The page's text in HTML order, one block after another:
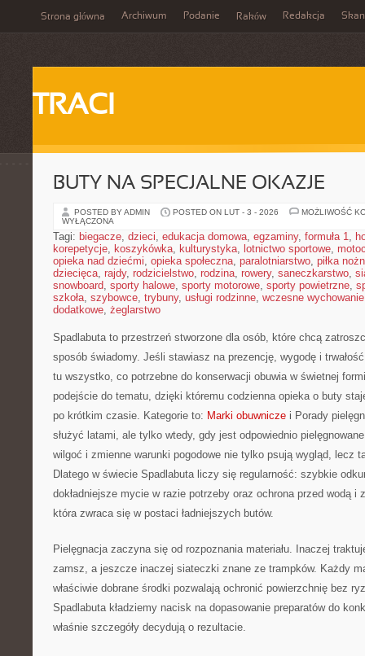
Strona główna Archiwum Podanie Raków Redakcja
TRACI
BUTY NA SPECJALNE OKAZJE
POSTED BY ADMIN POSTED ON LUT - 3 - 2026
MOŻLIWOŚĆ
WYŁĄCZONA
Tagi: biegacze, dzieci, edukacja domowa, egzaminy, formuła 1,
korepetycje, koszykówka, kulturystyka, lotnictwo sportowe,
opieka nad dziećmi, opieka społeczna, paralotniarstwo, piłka
dziecięca, rajdy, rodzicielstwo, rodzina, rowery, saneczkarstwo,
snowboard, sporty halowe, sporty motorowe, sporty powietrzne,
szkoła, szybowce, trybuny, usługi rodzinne, wczesne wychowanie
dodatkowe, żeglarstwo
Spadlabuta to przestrzeń stworzone dla osób, które chcą
sposób świadomy. Jeśli stawiasz na prezencję, wygodę i
tu wszystko, co potrzebne do konserwacji obuwia w świetnej
podejście do tematu, dzięki któremu codzienna opieka o buty
po krótkim czasie. Kategorie to: Marki obuwnicze i Porady
służyć latami, ale tylko wtedy, gdy jest odpowiednio
wilgoć i zmienne warunki pogodowe nie tylko psują wygląd, lecz
Dlatego w świecie Spadlabuta liczy się regularność: szybkie
dokładniejsze mycie w razie potrzeby oraz ochrona przed wodą i
która zwraca się w postaci ładniejszych butów.
Pielęgnacja zaczyna się od rozpoznania materiału. Inaczej
zamsz, a jeszcze inaczej siateczki znane ze trampków. Każdy
właściwie dobrane środki pozwalają ochronić powierzchnię bez
Spadlabuta kładziemy nacisk na dopasowanie preparatów do
właśnie szczegóły decydują o rezultacie.